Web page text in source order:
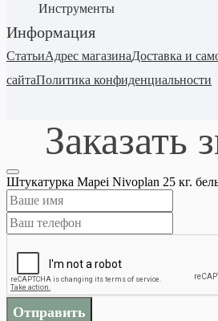
Инструменты
Информация
СтатьиАдрес магазинаДоставка и
сайтаПолитика конфиденциальности
Заказать
Штукатурка Mapei Nivoplan 25 кг.
Отправить